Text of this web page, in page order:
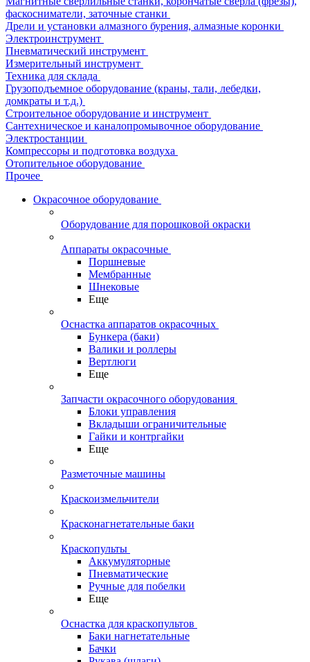
фаскосниматели, заточные станки
Дрели и установки алмазного бурения, алмазные коронки
Электроинструмент
Пневматический инструмент
Измерительный инструмент
Техника для склада
Грузоподъемное оборудование (краны, тали, лебедки,
домкраты и т.д.)
Строительное оборудование и инструмент
Сантехническое и каналопромывочное оборудование
Электростанции
Компрессоры и подготовка воздуха
Отопительное оборудование
Прочее
Окрасочное оборудование
Оборудование для порошковой окраски
Аппараты окрасочные
Поршневые
Мембранные
Шнековые
Еще
Оснастка аппаратов окрасочных
Бункера (баки)
Валики и роллеры
Вертлюги
Еще
Запчасти окрасочного оборудования
Блоки управления
Вкладыши ограничительные
Гайки и контргайки
Еще
Разметочные машины
Краскоизмельчители
Красконагнетательные баки
Краскопульты
Аккумуляторные
Пневматические
Ручные для побелки
Еще
Оснастка для краскопультов
Баки нагнетательные
Бачки